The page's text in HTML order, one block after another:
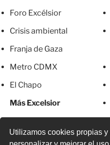
Utilizamos cookies propias y
Foro Excélsior
Crisis ambiental
Franja de Gaza
Metro CDMX
El Chapo
Más Excelsior